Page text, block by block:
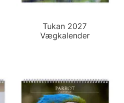
Tukan 2027
Vægkalender